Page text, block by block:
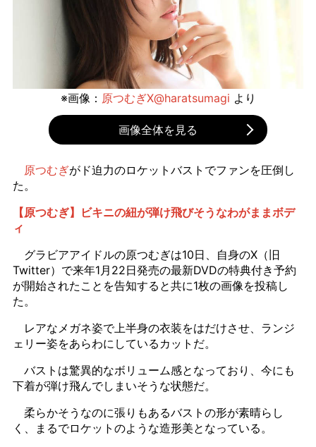
※画像： 原つむぎX@haratsumagi より
画像全体を見る
原つむぎがド迫力のロケットバストでファンを圧倒し
た。
【原つむぎ】ビキニの紐が弾け飛びそうなわがままボデ
ィ
グラビアアイドルの原つむぎは10日、自身のX（旧
Twitter）で来年1月22日発売の最新DVDの特典付き予約
が開始されたことを告知すると共に1枚の画像を投稿し
た。
レアなメガネ姿で上半身の衣装をはだけさせ、ランジ
ェリー姿をあらわにしているカットだ。
バストは驚異的なボリューム感となっており、今にも
下着が弾け飛んでしまいそうな状態だ。
柔らかそうなのに張りもあるバストの形が素晴らし
く、まるでロケットのような造形美となっている。